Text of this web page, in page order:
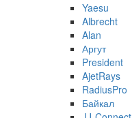
Yaesu
Albrecht
Alan
Аргут
President
AjetRays
RadiusPro
Байкал